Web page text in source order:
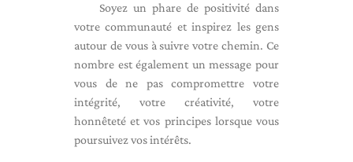
Soyez un phare de positivité dans
votre communauté et inspirez les gens
autour de vous à suivre votre chemin. Ce
nombre est également un message pour
vous de ne pas compromettre votre
intégrité, votre créativité, votre
honnêteté et vos principes lorsque vous
poursuivez vos intérêts.